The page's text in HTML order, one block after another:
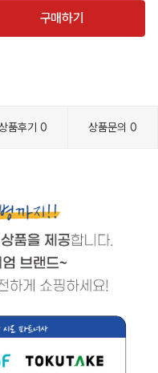
구매하기
품후기0 상품문의0